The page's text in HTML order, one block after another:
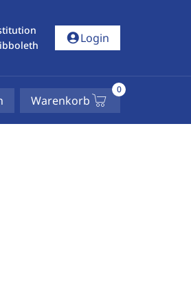
account_circleLogin
Warenkorb
0